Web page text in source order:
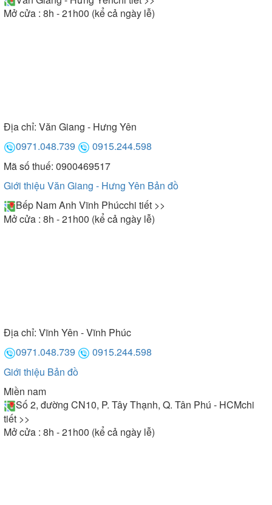
Mở cửa : 8h - 21h00 (kể cả ngày lễ)
Địa chỉ: Văn Giang - Hưng Yên
0971.048.739
0915.244.598
Mã số thuế: 0900469517
Giới thiệu Văn Giang - Hưng Yên Bản đồ
Bếp Nam Anh Vĩnh Phúcchi tiết >>
Mở cửa : 8h - 21h00 (kể cả ngày lễ)
Địa chỉ: Vĩnh Yên - Vĩnh Phúc
0971.048.739
0915.244.598
Giới thiệu Bản đồ
Miền nam
Số 2, đường CN10, P. Tây Thạnh, Q. Tân Phú - HCMchi
tiết >>
Mở cửa : 8h - 21h00 (kể cả ngày lễ)